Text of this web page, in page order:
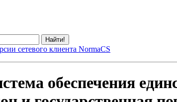
сетевого клиента NormaCS
обеспечения